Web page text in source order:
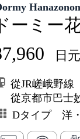
ーミー
日
從JR嵯峨野線
從京都市巴士
Dタイプ 洋・